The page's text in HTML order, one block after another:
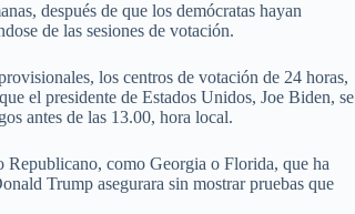
después de que los demócratas hayan
de las sesiones de votación.
los centros de votación de 24 horas,
el presidente de Estados Unidos, Joe Biden, se
antes de las 13.00, hora local.
Republicano, como Georgia o Florida, que ha
Trump asegurara sin mostrar pruebas que